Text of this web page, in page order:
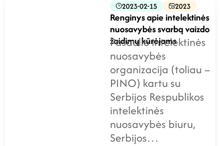
2023-02-15 2023
Renginys apie intelektinės
nuosavybės svarbą vaizdo
žaidimų kūrėjams
Pasaulio intelektinės
nuosavybės
organizacija (toliau –
PINO) kartu su
Serbijos Respublikos
intelektinės
nuosavybės biuru,
Serbijos…